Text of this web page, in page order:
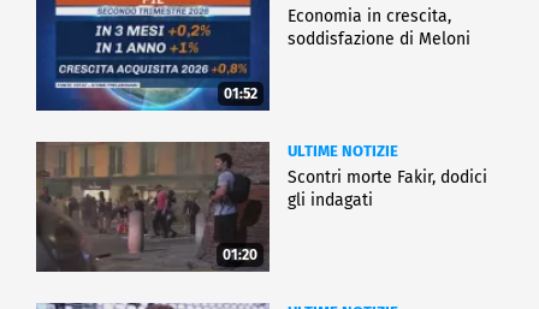
01:52
Economia in crescita,
soddisfazione di Meloni
01:20
ULTIME NOTIZIE
Scontri morte Fakir, dodici
gli indagati